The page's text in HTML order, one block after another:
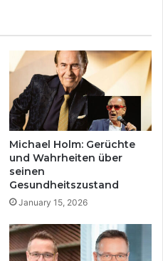
Michael Holm: Gerüchte
und Wahrheiten über
seinen
Gesundheitszustand
January 15, 2026